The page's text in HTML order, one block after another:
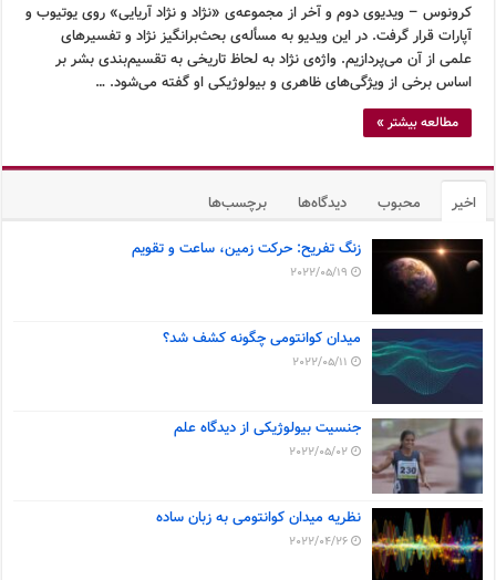
کرونوس – ویدیوی دوم و آخر از مجموعه‌ی «نژاد و نژاد آریایی» روی یوتیوب و
آپارات قرار گرفت. در این ویدیو به مسأله‌ی بحث‌برانگیز نژاد و تفسیرهای
علمی از آن می‌پردازیم. واژه‌ی نژاد به لحاظ تاریخی به تقسیم‌بندی بشر بر
اساس برخی از ویژگی‌های ظاهری و بیولوژیکی او گفته می‌شود. …
مطالعه بیشتر »
اخیر محبوب دیدگاه‌ها برچسب‌ها
زنگ تفریح: حرکت زمین، ساعت و تقویم
2022/05/19
میدان کوانتومی چگونه کشف شد؟
2022/05/11
جنسیت بیولوژیکی از دیدگاه علم
2022/05/02
نظریه میدان کوانتومی به زبان ساده
2022/04/26